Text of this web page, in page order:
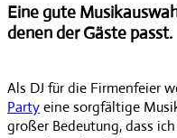
Eine gute
denen der Gäste passt.
Als DJ für die Firmenfeier
Partyeine sorgfältige
großer Bedeutung, dass